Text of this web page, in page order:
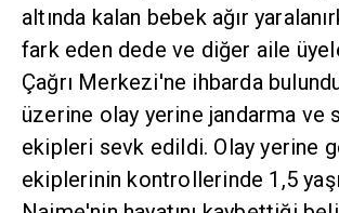
altında kalan bebek ağır
fark eden dede ve diğer aile
Çağrı Merkezi'ne ihbarda
üzerine olay yerine jandarma ve
ekipleri sevk edildi. Olay yerine
ekiplerinin kontrollerinde 1,5